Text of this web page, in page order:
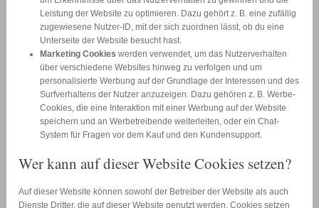
Leistung der Website zu optimieren. Dazu gehört z. B. eine zufällig
zugewiesene Nutzer-ID, mit der sich zuordnen lässt, ob du eine
Unterseite der Website besucht hast.
Marketing Cookies werden verwendet, um das Nutzerverhalten
über verschiedene Websites hinweg zu verfolgen und um
personalisierte Werbung auf der Grundlage der Interessen und des
Surfverhaltens der Nutzer anzuzeigen. Dazu gehören z. B. Werbe-
Cookies, die eine Interaktion mit einer Werbung auf der Website
speichern und an Werbetreibende weiterleiten, oder ein Chat-
System für Fragen vor dem Kauf und den Kundensupport.
Wer kann auf dieser Website Cookies setzen?
Auf dieser Website können sowohl der Betreiber der Website als auch
Dienste Dritter, die auf dieser Website genutzt werden, Cookies setzen